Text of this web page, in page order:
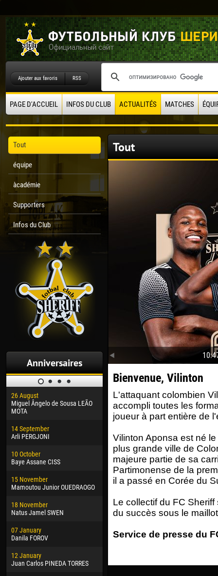
Ajouter aux favoris RSS
PAGE D'ACCUEIL INFOS DU CLUB ACTUALITÉS MATCHES
Tout
équipe
àcadémie
Supporters
Infos du Club
Anniversaires
26 August
Miguel Ângelo de Sousa LEÃO
MOTA
14 September
Arli PERGJONI
10 October
Baye Assane CISS
15 November
Mamoutou Junior OUEDRAOGO
18 November
Natus Jamel SWEN
07 January
Danila FOROV
12 January
Juan Carlos PINEDA TORRES
30 January
Dhoraso Moreo KLAS
24 February
02 March
Veaceslav COZMA
09 March
Emmanuel AFETSE
Jayder Moreno ASPRILLA
Samba KONÉ
04
13
15
24
28
Tout
Bienvenue, Vilinton
L'attaquant colombien
accompli toutes les
joueur à part entière de
Vilinton Aponsa est né
plus grande ville de
majeure partie de sa
Partimonense de la
il a passé en Corée du
Le collectif du FC
du succès sous le
Service de presse du